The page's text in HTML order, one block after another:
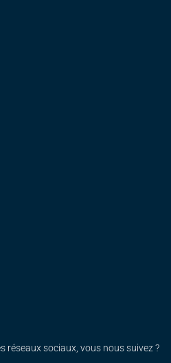
réseaux sociaux, vous nous suivez ?